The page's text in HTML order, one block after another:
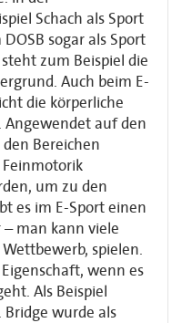
Schach als Sport
sogar als Sport
zum Beispiel die
Auch beim E-
die körperliche
Angewendet auf den
Bereichen
um zu den
es im E-Sport einen
man kann viele
spielen.
wenn es
Als Beispiel
wurde als